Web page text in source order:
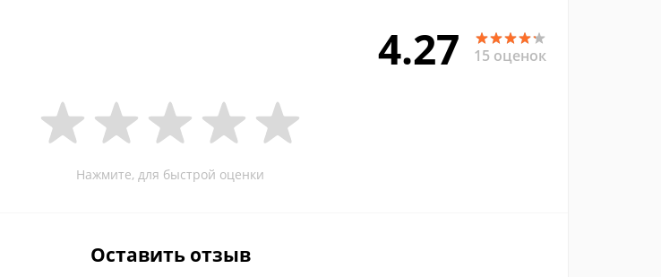
4.27 15 оценок
Нажмите, для быстрой оценки
Оставить отзыв